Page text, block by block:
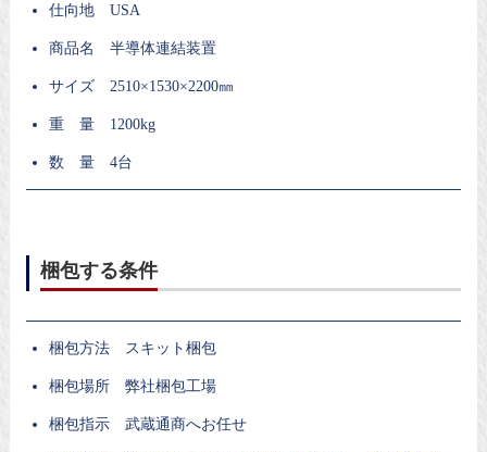
仕向地 USA
商品名 半導体連結装置
サイズ 2510×1530×2200㎜
重 量 1200kg
数 量 4台
梱包する条件
梱包方法 スキット梱包
梱包場所 弊社梱包工場
梱包指示 武蔵通商へお任せ